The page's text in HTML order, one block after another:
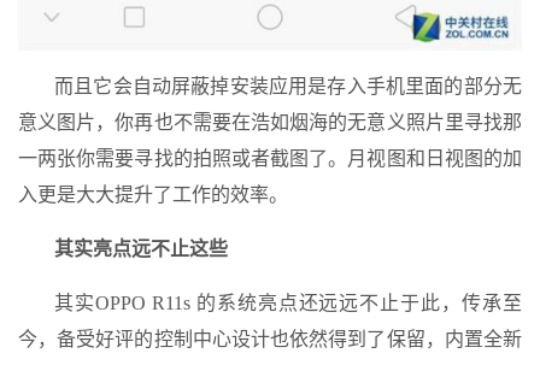
而且它会自动屏蔽掉安装应用是存入手机里面的部分无
意义图片，你再也不需要在浩如烟海的无意义照片里寻找那
一两张你需要寻找的拍照或者截图了。月视图和日视图的加
入更是大大提升了工作的效率。
其实亮点远不止这些
其实OPPO R11s 的系统亮点还远远不止于此，传承至
今，备受好评的控制中心设计也依然得到了保留，内置全新